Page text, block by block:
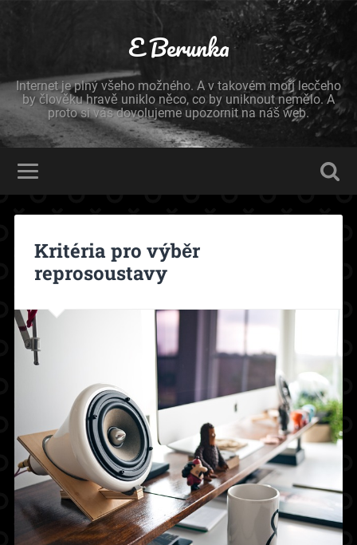
E Berunka
Internet je plný všeho možného. A v takovém moři lecčeho
by člověku hravě uniklo něco, co by uniknout nemělo. A
proto si vás dovolujeme upozornit na náš web.
Kritéria pro výběr
reprosoustavy